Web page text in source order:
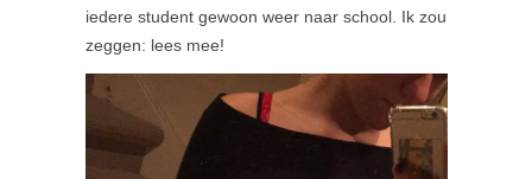
iedere student gewoon weer naar school. Ik zou
zeggen: lees mee!